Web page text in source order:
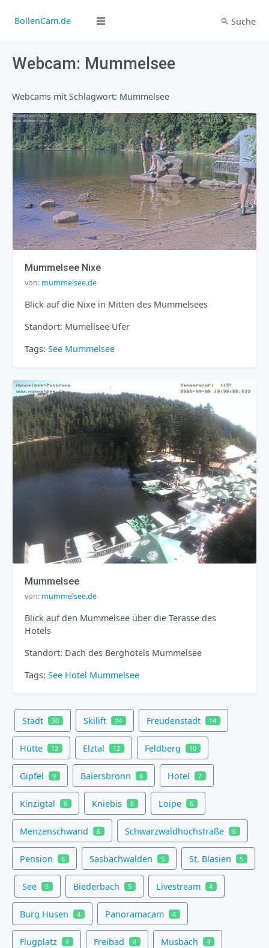
BollenCam.de Suche
Webcam: Mummelsee
Webcams mit Schlagwort: Mummelsee
Mummelsee Nixe
von: mummelsee.de
Blick auf die Nixe in Mitten des Mummelsees
Standort: Mumellsee Ufer
Tags: See Mummelsee
Mummelsee
von: mummelsee.de
Blick auf den Mummelsee über die Terasse des
Hotels
Standort: Dach des Berghotels Mummelsee
Tags: See Hotel Mummelsee
Stadt 30 Skilift 24 Freudenstadt 14
Hütte 12 Elztal 12 Feldberg 10
Gipfel 9 Baiersbronn 8 Hotel 7
Kinzigtal 6 Kniebis 6 Loipe 6
Menzenschwand 6 Schwarzwaldhochstraße 6
Pension 6 Sasbachwalden 5 St. Blasien 5
See 5 Biederbach 5 Livestream 4
Burg Husen 4 Panoramacam 4
Flugplatz 4 Freibad 4 Musbach 4